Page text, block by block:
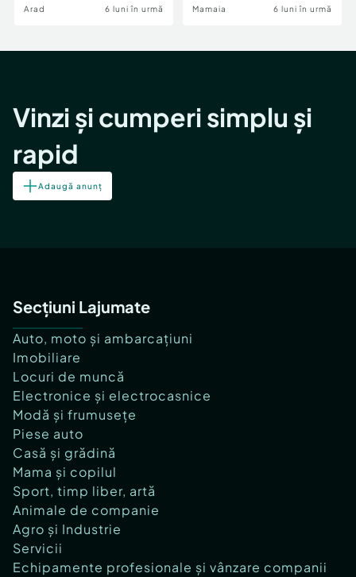
Arad 6 luni în urmă Mamaia 6 luni în urmă
Vinzi și cumperi simplu și
rapid
Adaugă anunț
Secțiuni Lajumate
Auto, moto și ambarcațiuni
Imobiliare
Locuri de muncă
Electronice și electrocasnice
Modă și frumusețe
Piese auto
Casă și grădină
Mama și copilul
Sport, timp liber, artă
Animale de companie
Agro și Industrie
Servicii
Echipamente profesionale și vânzare companii